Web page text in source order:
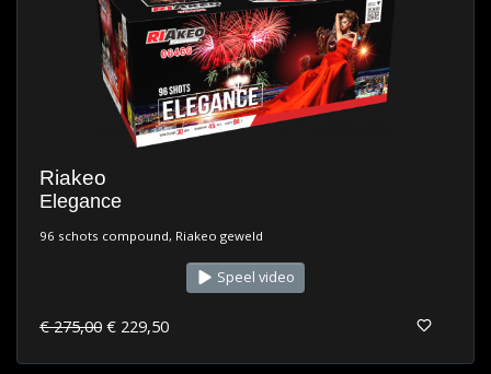
Riakeo
Elegance
96 schots compound, Riakeo geweld
Speel video
€ 275,00 € 229,50